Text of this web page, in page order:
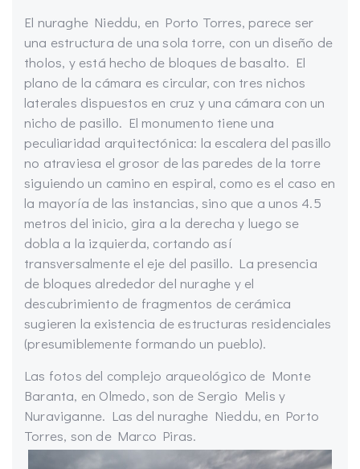
El nuraghe Nieddu, en Porto Torres, parece ser
una estructura de una sola torre, con un diseño de
tholos, y está hecho de bloques de basalto. El
plano de la cámara es circular, con tres nichos
laterales dispuestos en cruz y una cámara con un
nicho de pasillo. El monumento tiene una
peculiaridad arquitectónica: la escalera del pasillo
no atraviesa el grosor de las paredes de la torre
siguiendo un camino en espiral, como es el caso en
la mayoría de las instancias, sino que a unos 4.5
metros del inicio, gira a la derecha y luego se
dobla a la izquierda, cortando así
transversalmente el eje del pasillo. La presencia
de bloques alrededor del nuraghe y el
descubrimiento de fragmentos de cerámica
sugieren la existencia de estructuras residenciales
(presumiblemente formando un pueblo).
Las fotos del complejo arqueológico de Monte
Baranta, en Olmedo, son de Sergio Melis y
Nuraviganne. Las del nuraghe Nieddu, en Porto
Torres, son de Marco Piras.